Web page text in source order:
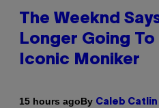
The Weeknd
Longer Going
Iconic Moniker
15 hours agoBy Caleb Catlin